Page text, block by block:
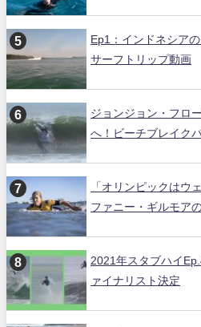
Ep1：インドネシア
サーフトリップ動画
ジョンジョン・フロ
へ！ビーチブレイク
「オリンピックはウ
ファニー・ギルモア
2021年スタブハイ
ァイナリスト決定